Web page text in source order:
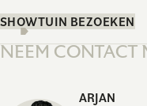
SHOWTUIN BEZOEKEN
NEEM CONTACT
ARJAN